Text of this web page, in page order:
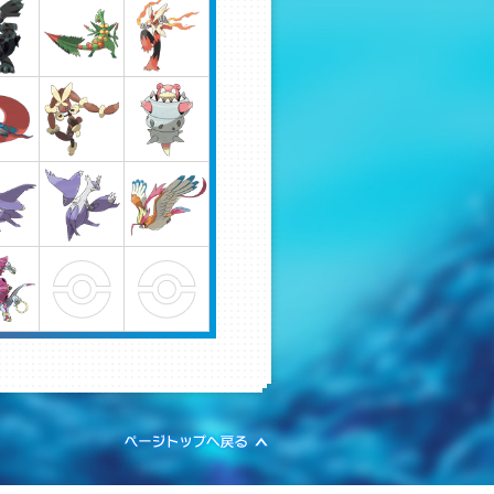
中心に向かって掘り進
もある。地中の高い圧
る金属よりも硬い。